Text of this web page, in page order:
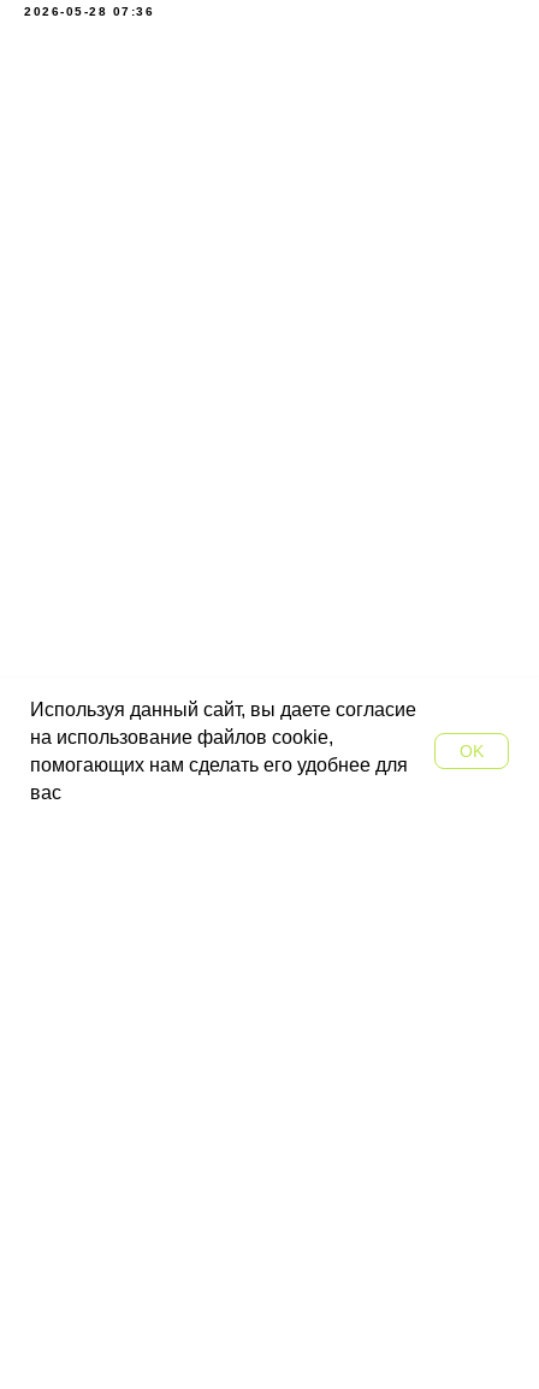
Используя данный сайт, вы даете согласие
на использование файлов cookie,
помогающих нам сделать его удобнее для
вас
OK
2026-05-28 07:36